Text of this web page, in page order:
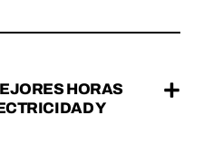
HORAS
Y